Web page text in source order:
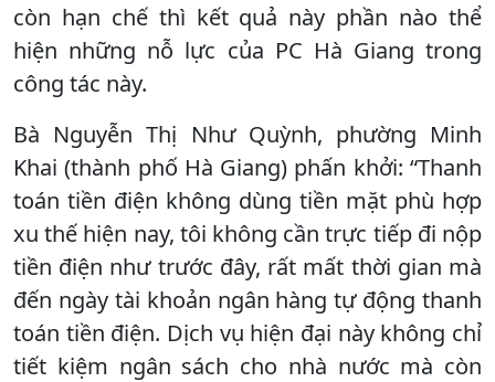
còn hạn chế thì kết quả này phần nào thể
hiện những nỗ lực của PC Hà Giang trong
công tác này.
Bà Nguyễn Thị Như Quỳnh, phường Minh
Khai (thành phố Hà Giang) phấn khởi: “Thanh
toán tiền điện không dùng tiền mặt phù hợp
xu thế hiện nay, tôi không cần trực tiếp đi nộp
tiền điện như trước đây, rất mất thời gian mà
đến ngày tài khoản ngân hàng tự động thanh
toán tiền điện. Dịch vụ hiện đại này không chỉ
tiết kiệm ngân sách cho nhà nước mà còn